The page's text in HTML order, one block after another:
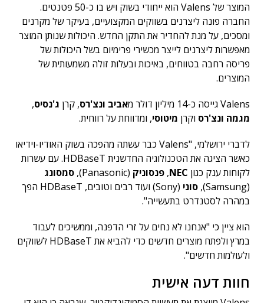
המוצר של Valens הוא ייחודי בשוק ויש בו כ-50 פטנטים.
החברה פונה ליצרנים בשווקים המקצועיים, בעיקר של מקרנים
ומסכים, על מנת להחדיר את התקן החדש. היכולות שנותן המוצר
מאפשרות ליצרנים לייצר מכשירי פרימיום בשל היכולות של
פריסה רחבה בטווחים, באיכות ובעלות זולה משמעותית של
המוצרים.
Valens גייסה כ-14 מיליון דולר מ
אביב ונצ'רס, קרן ג'נסיס,
מגמה ונצ'רס וקרן מיטוסי, ומדווחת על רווחית.
לדברי ירושלמי, "Valens כבר עשתה מהפכה בשוק האודיו-וידיאו
כאשר הציגה את הטכנולוגיה החדשנית HDBaseT. עם עשרות
לקוחות ענק כגון NEC
, פנסוניק (Panasonic),
סמסונג
(Samsung),
סוני
(Sony) ועוד רבים וטובים, HDBaseT הפך
במהרה לסטנדרט בתעשייה".
הוא ציין כי "אנחנו לא נחים על זרי הדפנה, וממשיכים לעבוד
במרץ ולפתח מוצרים חדשים כדי להביא את HDBaseT לשווקים
ולעולמות חדשים".
חוות דעה אישית